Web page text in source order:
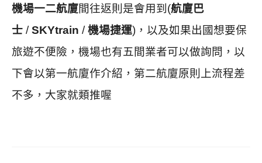
機場一二航廈間往返則是會用到(航廈巴
士 /SKYtrain /機場捷運)，以及如果出國想要保
旅遊不便險，機場也有五間業者可以做詢問 ，以
下會以第一航廈作介紹，第二航廈原則上流程差
不多，大家就類推喔